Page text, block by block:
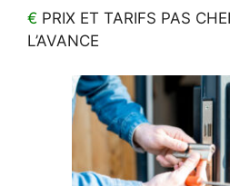
€ PRIX ET TARIFS PAS
L’AVANCE